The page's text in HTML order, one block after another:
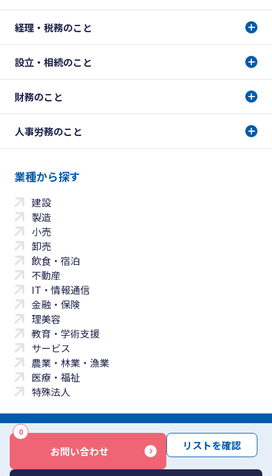
お問い合わせ
0
リストを確認
経理・税務のこと
設立・相続のこと
財務のこと
人事労務のこと
業種から探す
建設
製造
小売
卸売
飲食・宿泊
不動産
IT・情報通信
金融・保険
理美容
教育・学術支援
サービス
農業・林業・漁業
医療・福祉
特殊法人
サイトマップ 免責事項 サービス利用規約
商標について反社会勢力に対する基本方針 お問い合わせ